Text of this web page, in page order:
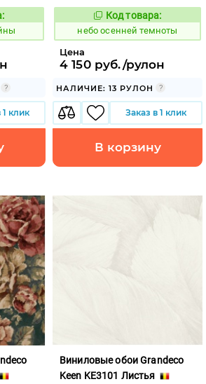
1 клик
1117852
Код товара:
небо осенней темноты
Цена
4 150 руб./рулон
НАЛИЧИЕ: 13 РУЛОН
Заказ в 1 клик
В корзину
Виниловые обои Grandeco
Keen KE3101 Листья